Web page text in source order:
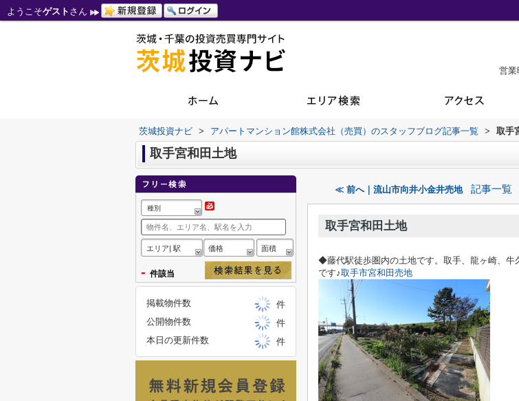
ようこそゲスト さん
営業
茨城投資ナビ > アパートマンション館株式会社（売買）のスタッフブログ記事一覧 > 取手
取手宮和田土地
≪ 前へ｜流山市向井小金井売地 記事一覧
取手宮和田土地
◆藤代駅徒歩圏内の土地です。取手、龍ヶ崎、牛
です♪取手市宮和田売地
種別
エリア| 駅 価格 面積
- 件該当
掲載物件数
件
公開物件数
件
本日の更新件数
件